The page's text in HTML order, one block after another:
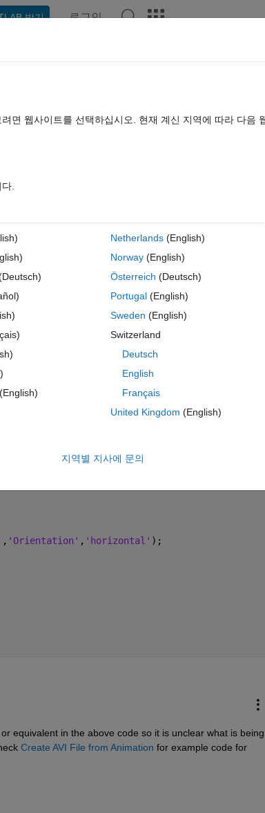
받기 로그인
of the following animation?
MATLAB Online에서 열기 0 개 추천
The code is presented below the input vectors.. Any
-1.3  -1.2  -1.1  -1  -0.9  -0.8  -0.7  -
0.02062628  0.54283833  0.90312743
, 'Orientation' , 'horizontal' );
equivalent in the above code so it is unclear what is being
Create AVI File from Animation for example code for
면 웹사이트를 선택하십시오. 현재 계신 지역에 따라 다음
.
(English)
Netherlands(English)
Norway(English)
Österreich (Deutsch)
Portugal(English)
Sweden (English)
Switzerland
Deutsch
English
Français
United Kingdom (English)
지역별 지사에 문의